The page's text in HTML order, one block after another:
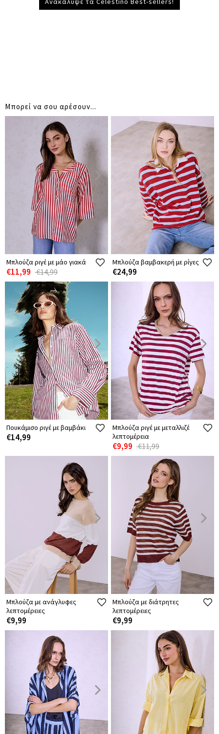
Μπορεί να σου αρέσουν...
Μπλούζα ριγέ με μάο γιακά
€11,99 €14,99
Μπλούζα βαμβακερή με ρίγες
€24,99
Πουκάμισο ριγέ με βαμβάκι
€14,99
Μπλούζα ριγέ με μεταλλιζέ
λεπτομέρεια
€9,99 €11,99
Μπλούζα με ανάγλυφες
λεπτομέρειες
€9,99
Μπλούζα με διάτρητες
λεπτομέρειες
€9,99